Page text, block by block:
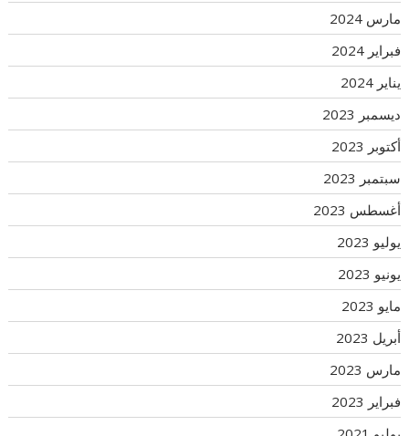
مارس 2024
فبراير 2024
يناير 2024
ديسمبر 2023
أكتوبر 2023
سبتمبر 2023
أغسطس 2023
يوليو 2023
يونيو 2023
مايو 2023
أبريل 2023
مارس 2023
فبراير 2023